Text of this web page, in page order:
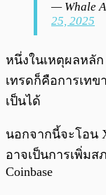
— Whale
25, 2025
หนึ่งในเหตุผลหลั
เทรดก็คือการเทข
เป็นได้
นอกจากนี้จะโอน
อาจเป็นการเพิ่ม
Coinbase